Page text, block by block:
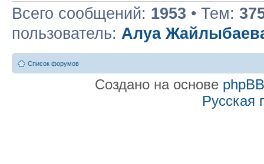
Всего сообщений: 1953 • Тем:
пользователь: Алуа
Список форумов
Создано на основе phpBB
Русская